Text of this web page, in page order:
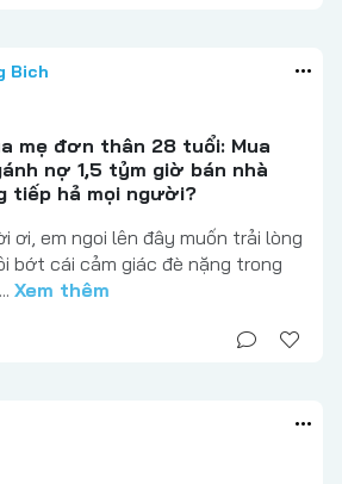
Bich
mẹ đơn thân 28 tuổi: Mua
nợ 1,5 tỷm giờ bán nhà
tiếp hả mọi người?
ơi, em ngoi lên đây muốn trải lòng
bớt cái cảm giác đè nặng trong
Xem thêm